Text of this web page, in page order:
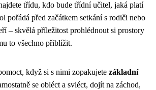
třídu, kdo bude třídní učitel, jaká platí
pořádá před začátkem setkání s rodiči nebo
– skvělá příležitost prohlédnout si prostory
to všechno přiblížit.
když si s nimi zopakujete základní
se obléct a svléct, dojít na záchod,